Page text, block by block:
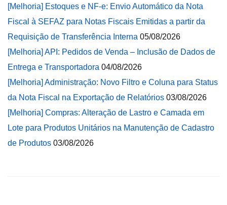
[Melhoria] Estoques e NF-e: Envio Automático da Nota
Fiscal à SEFAZ para Notas Fiscais Emitidas a partir da
Requisição de Transferência Interna 05/08/2026
[Melhoria] API: Pedidos de Venda – Inclusão de Dados de
Entrega e Transportadora 04/08/2026
[Melhoria] Administração: Novo Filtro e Coluna para Status
da Nota Fiscal na Exportação de Relatórios 03/08/2026
[Melhoria] Compras: Alteração de Lastro e Camada em
Lote para Produtos Unitários na Manutenção de Cadastro
de Produtos 03/08/2026